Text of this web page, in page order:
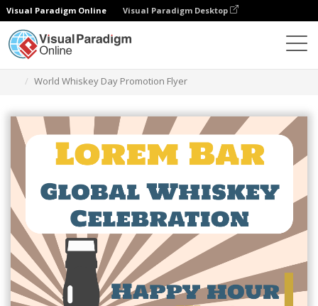
Visual Paradigm Online Visual Paradigm Desktop
World Whiskey Day Promotion Flyer